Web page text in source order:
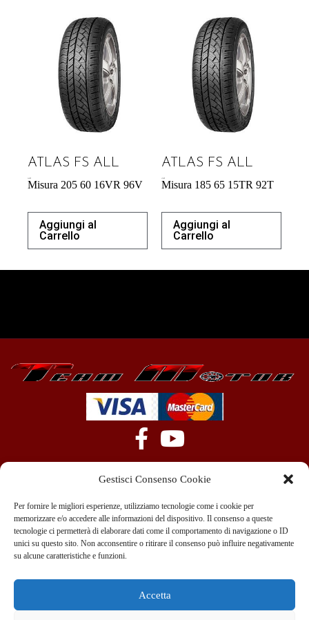
Gestisci Consenso Cookie
Per fornire le migliori esperienze, utilizziamo tecnologie come i cookie per
memorizzare e/o accedere alle informazioni del dispositivo. Il consenso a queste
tecnologie ci permetterà di elaborare dati come il comportamento di navigazione o ID
unici su questo sito. Non acconsentire o ritirare il consenso può influire negativamente
su alcune caratteristiche e funzioni.
Accetta
ATLAS FS ALL
Misura 205 60 16VR 96V
Aggiungi al
Carrello
ATLAS FS ALL
Misura 185 65 15TR 92T
Aggiungi al
Carrello
+39 351 970 89 33
info@teammotor.it